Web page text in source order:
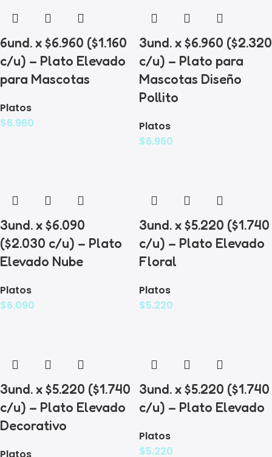
6und. x $6.960 ($1.160
c/u) – Plato Elevado
para Mascotas
Platos
$6.960
3und. x $6.960 ($2.320
c/u) – Plato para
Mascotas Diseño
Pollito
Platos
$6.960
3und. x $6.090
($2.030 c/u) – Plato
Elevado Nube
Platos
$6.090
3und. x $5.220 ($1.740
c/u) – Plato Elevado
Floral
Platos
$5.220
3und. x $5.220 ($1.740
c/u) – Plato Elevado
Decorativo
3und. x $5.220 ($1.740
c/u) – Plato Elevado
Platos
$5.220